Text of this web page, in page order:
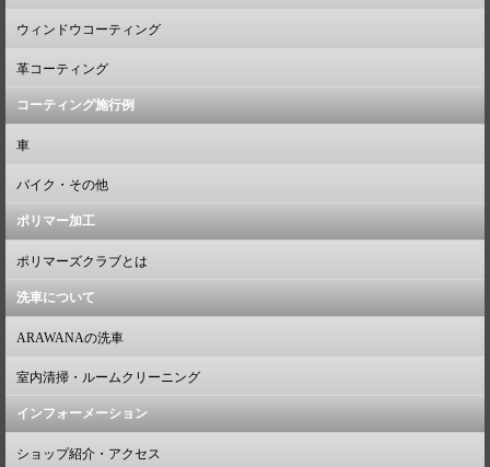
ウィンドウコーティング
革コーティング
コーティング施行例
車
バイク・その他
ポリマー加工
ポリマーズクラブとは
洗車について
ARAWANAの洗車
室内清掃・ルームクリーニング
インフォーメーション
ショップ紹介・アクセス